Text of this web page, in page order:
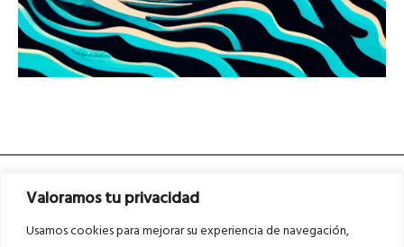
Valoramos tu privacidad
Usamos cookies para mejorar su experiencia de navegación,